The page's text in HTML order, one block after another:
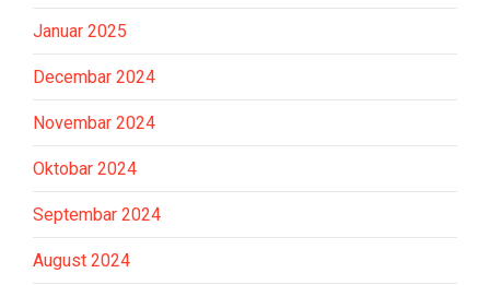
Januar 2025
Decembar 2024
Novembar 2024
Oktobar 2024
Septembar 2024
August 2024